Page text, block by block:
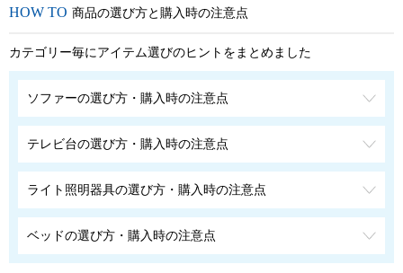
商品の選び方と購入時の注意点
カテゴリー毎にアイテム選びのヒントをまとめました
ソファーの選び方・購入時の注意点
テレビ台の選び方・購入時の注意点
ライト照明器具の選び方・購入時の注意点
ベッドの選び方・購入時の注意点